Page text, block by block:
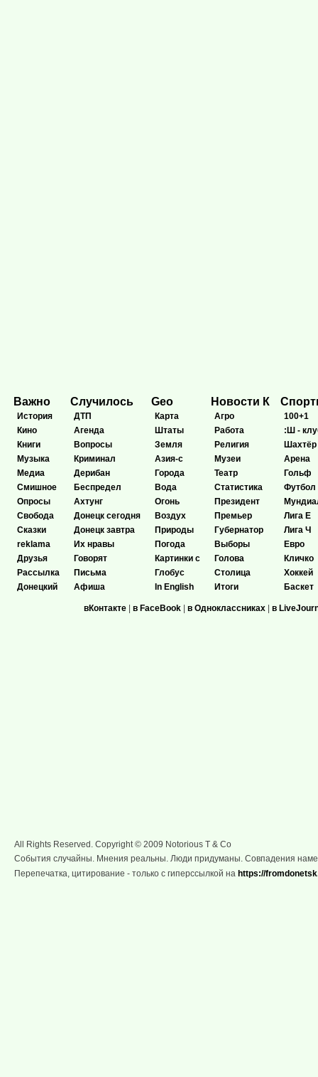
Важно
История
Кино
Книги
Музыка
Медиа
Смишное
Опросы
Свобода
Сказки
reklama
Друзья
Рассылка
Донецкий
Случилось
ДТП
Агенда
Вопросы
Криминал
Дерибан
Беспредел
Ахтунг
Донецк сегодня
Донецк завтра
Их нравы
Говорят
Письма
Афиша
Geo
Карта
Штаты
Земля
Азия-с
Города
Вода
Огонь
Воздух
Природы
Погода
Картинки с
Глобус
In English
Новости К
Агро
Работа
Религия
Музеи
Театр
Статистика
Президент
Премьер
Губернатор
Выборы
Голова
Столица
Итоги
100+1
:Ш -
Шахтёр
Арена
Гольф
Футбол
Лига Е
Лига Ч
Евро
Кличко
Хоккей
Баскет
вКонтакте | в FaceBook | в Одноклассниках | в
All Rights Reserved. Copyright © 2009 Notorious T & Co
События случайны. Мнения реальны. Люди придуманы. Совпадения
Перепечатка, цитирование - только с гиперссылкой на https://